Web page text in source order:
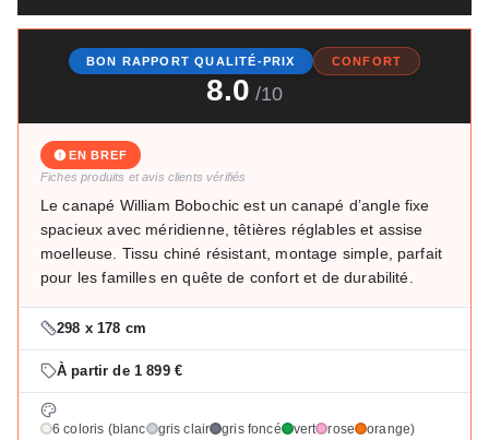
BON RAPPORT QUALITÉ-PRIX CONFORT
8.0 /10
EN BREF
Fiches produits et avis clients vérifiés
Le canapé William Bobochic est un canapé d’angle fixe
spacieux avec méridienne, têtières réglables et assise
moelleuse. Tissu chiné résistant, montage simple, parfait
pour les familles en quête de confort et de durabilité.
298 x 178 cm
À partir de 1 899 €
6 coloris (blanc gris clair gris foncé vert rose orange)